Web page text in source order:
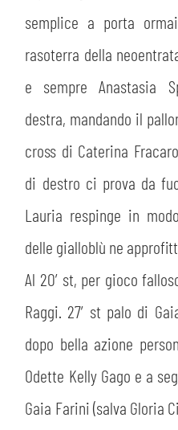
semplice a porta
rasoterra della
e sempre Anastasia
destra, mandando il
cross di Caterina
di destro ci prova da
Lauria respinge in
delle gialloblù ne
Al 20′ st, per gioco
Raggi. 27′ st palo di
dopo bella azione
Odette Kelly Gago e a
Gaia Farini (salva Gloria